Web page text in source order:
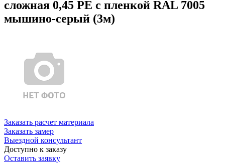
сложная 0,45 PE с пленкой RAL 7005
мышино-серый (3м)
Заказать расчет материала
Заказать замер
Выездной консультант
Доступно к заказу
Оставить заявку